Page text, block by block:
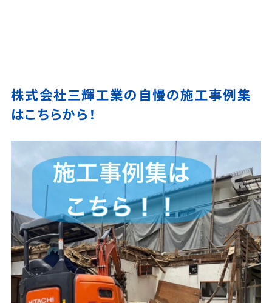
株式会社三輝工業の自慢の施工事例集
はこちらから！